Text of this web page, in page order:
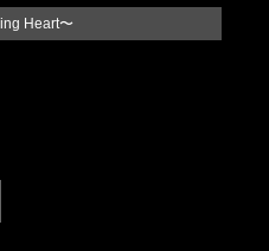
Heart〜